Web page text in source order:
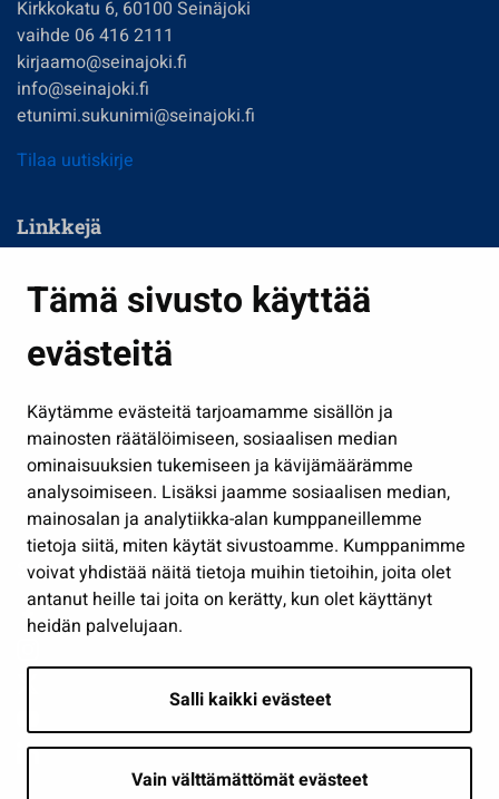
Tämä sivusto käyttää
evästeitä
Käytämme evästeitä tarjoamamme sisällön ja
mainosten räätälöimiseen, sosiaalisen median
ominaisuuksien tukemiseen ja kävijämäärämme
analysoimiseen. Lisäksi jaamme sosiaalisen median,
mainosalan ja analytiikka-alan kumppaneillemme
tietoja siitä, miten käytät sivustoamme. Kumppanimme
voivat yhdistää näitä tietoja muihin tietoihin, joita olet
antanut heille tai joita on kerätty, kun olet käyttänyt
heidän palvelujaan.
Salli kaikki evästeet
Vain välttämättömät evästeet
Kirkkokatu 6, 60100 Seinäjoki
vaihde 06 416 2111
kirjaamo@seinajoki.fi
info@seinajoki.fi
etunimi.sukunimi@seinajoki.fi
Tilaa uutiskirje
Linkkejä
Kasvatus ja opetus
Kulttuuri ja liikunta
Työ ja yrittäminen
Osallistu ja asioi
Näytä omat evästeasetukseni
Seuraa meitä